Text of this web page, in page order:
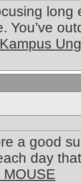
You’ve
Kampus
a good
day
MOUSE